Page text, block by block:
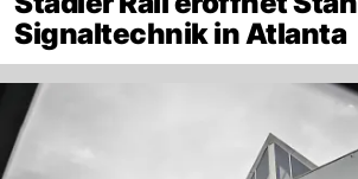
Signaltechnik in Atlanta